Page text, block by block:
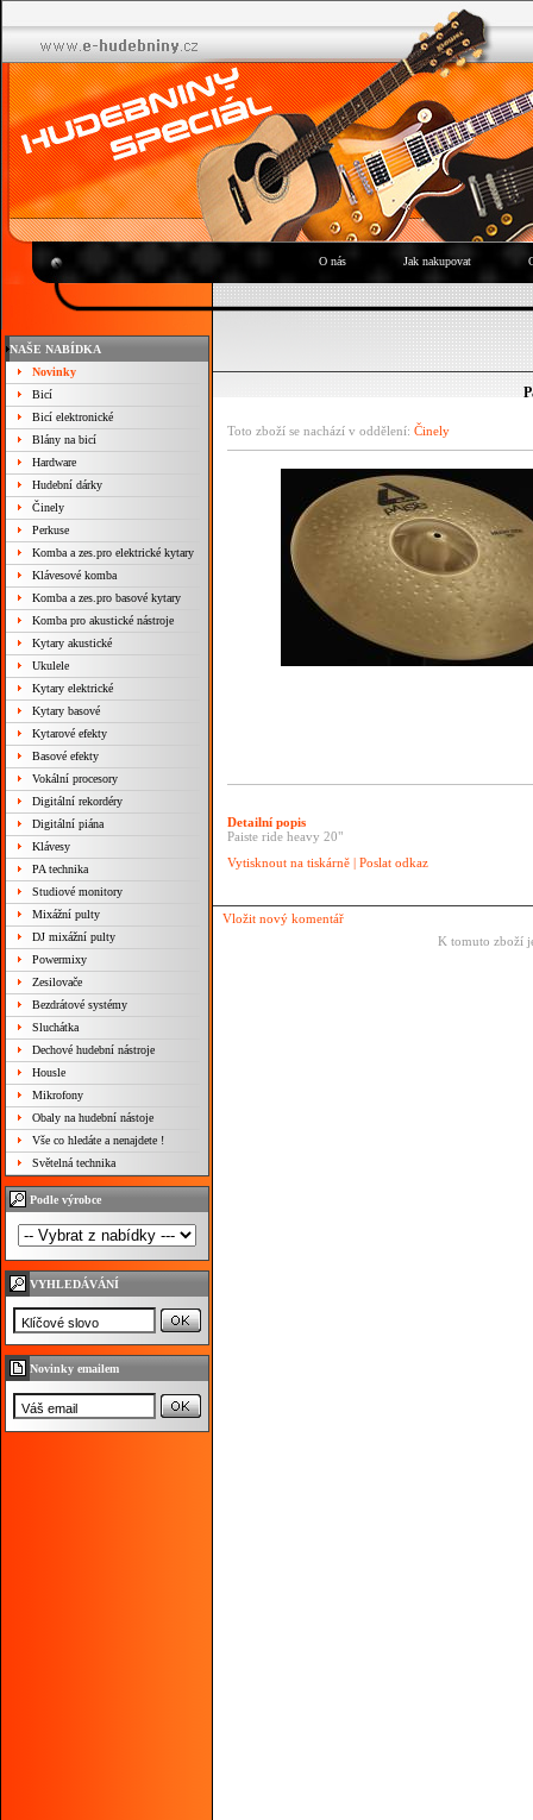
O nás Jak nakupovat
NAŠE NABÍDKA
Novinky
Bicí
Bicí elektronické
Blány na bicí
Hardware
Hudební dárky
Činely
Perkuse
Komba a zes.pro elektrické kytary
Klávesové komba
Komba a zes.pro basové kytary
Komba pro akustické nástroje
Kytary akustické
Ukulele
Kytary elektrické
Kytary basové
Kytarové efekty
Basové efekty
Vokální procesory
Digitální rekordéry
Digitální piána
Klávesy
PA technika
Studiové monitory
Mixážní pulty
DJ mixážní pulty
Powermixy
Zesilovače
Bezdrátové systémy
Sluchátka
Dechové hudební nástroje
Housle
Mikrofony
Obaly na hudební nástoje
Vše co hledáte a nenajdete !
Světelná technika
Podle výrobce
VYHLEDÁVÁNÍ
Novinky emailem
Toto zboží se nachází v oddělení: Činely
Detailní popis
Paiste ride heavy 20"
Vytisknout na tiskárně | Poslat odkaz
Vložit nový komentář
K tomuto zboží